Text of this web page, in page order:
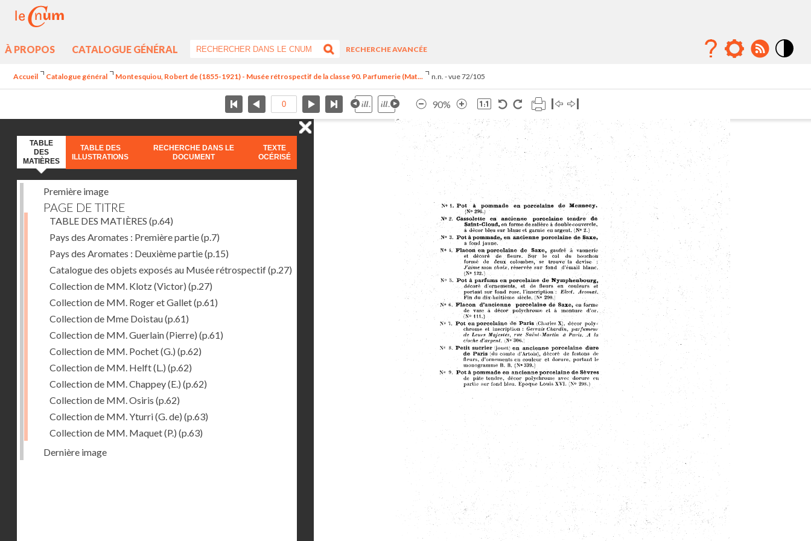
À PROPOS CATALOGUE GÉNÉRAL
RECHERCHE AVANCÉE
Accueil Catalogue général Montesquiou, Robert de (1855-1921) - Musée rétrospectif de la classe 90. Parfumerie (Mat... n.n. - vue 72/105
90%
TABLE
DES
MATIÈRES
TABLE DES
ILLUSTRATIONS
RECHERCHE DANS LE
DOCUMENT
TEXTE
OCÉRISÉ
Première image
PAGE DE TITRE
TABLE DES MATIÈRES (p.64)
Pays des Aromates : Première partie(p.7)
Pays des Aromates : Deuxième partie(p.15)
Catalogue des objets exposés au Musée rétrospectif(p.27)
Collection de MM. Klotz (Victor) (p.27)
Collection de MM. Roger et Gallet(p.61)
Collection de Mme Doistau(p.61)
Collection de MM. Guerlain (Pierre) (p.61)
Collection de MM. Pochet (G.) (p.62)
Collection de MM. Helft (L.) (p.62)
Collection de MM. Chappey (E.) (p.62)
Collection de MM. Osiris (p.62)
Collection de MM. Yturri (G. de) (p.63)
Collection de MM. Maquet (P.) (p.63)
Dernière image